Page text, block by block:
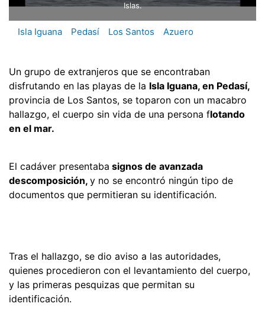
Islas.
Isla Iguana Pedasí Los Santos Azuero
Un grupo de extranjeros que se encontraban
disfrutando en las playas de la Isla Iguana, en Pedasí,
provincia de Los Santos, se toparon con un macabro
hallazgo, el cuerpo sin vida de una persona flotando
en el mar.
El cadáver presentaba signos de avanzada
descomposición, y no se encontró ningún tipo de
documentos que permitieran su identificación.
Tras el hallazgo, se dio aviso a las autoridades,
quienes procedieron con el levantamiento del cuerpo,
y las primeras pesquizas que permitan su
identificación.